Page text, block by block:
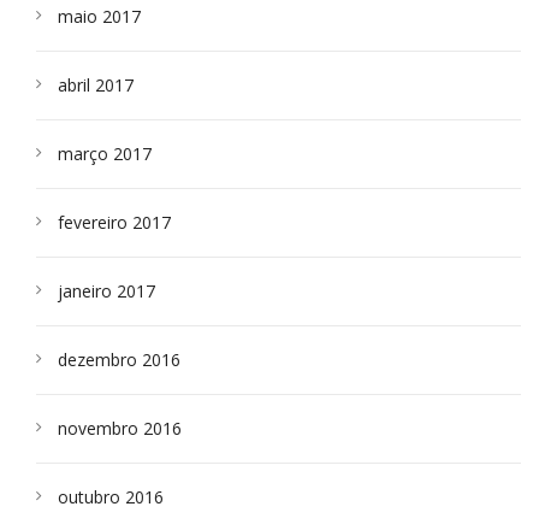
maio 2017
abril 2017
março 2017
fevereiro 2017
janeiro 2017
dezembro 2016
novembro 2016
outubro 2016